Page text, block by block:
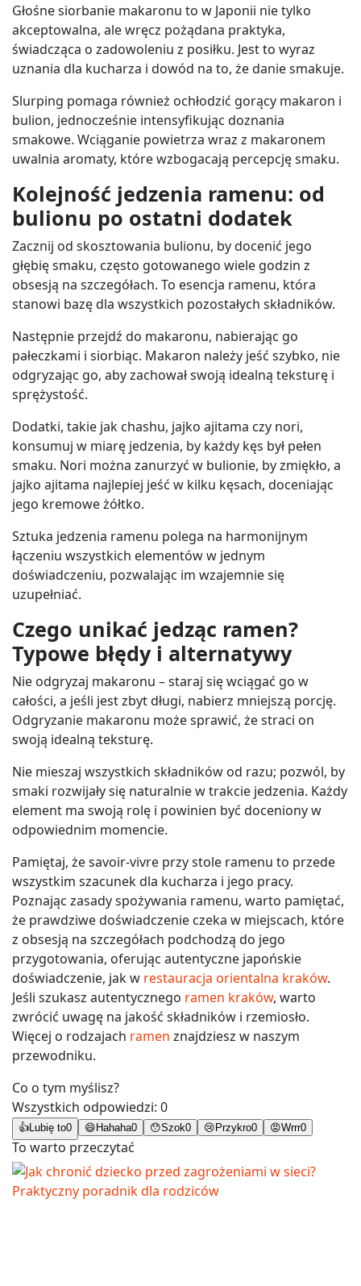
Głośne siorbanie makaronu to w Japonii nie tylko
akceptowalna, ale wręcz pożądana praktyka,
świadcząca o zadowoleniu z posiłku. Jest to wyraz
uznania dla kucharza i dowód na to, że danie smakuje.
Slurping pomaga również ochłodzić gorący makaron i
bulion, jednocześnie intensyfikując doznania
smakowe. Wciąganie powietrza wraz z makaronem
uwalnia aromaty, które wzbogacają percepcję smaku.
Kolejność jedzenia ramenu: od
bulionu po ostatni dodatek
Zacznij od skosztowania bulionu, by docenić jego
głębię smaku, często gotowanego wiele godzin z
obsesją na szczegółach. To esencja ramenu, która
stanowi bazę dla wszystkich pozostałych składników.
Następnie przejdź do makaronu, nabierając go
pałeczkami i siorbiąc. Makaron należy jeść szybko, nie
odgryzając go, aby zachował swoją idealną teksturę i
sprężystość.
Dodatki, takie jak chashu, jajko ajitama czy nori,
konsumuj w miarę jedzenia, by każdy kęs był pełen
smaku. Nori można zanurzyć w bulionie, by zmiękło, a
jajko ajitama najlepiej jeść w kilku kęsach, doceniając
jego kremowe żółtko.
Sztuka jedzenia ramenu polega na harmonijnym
łączeniu wszystkich elementów w jednym
doświadczeniu, pozwalając im wzajemnie się
uzupełniać.
Czego unikać jedząc ramen?
Typowe błędy i alternatywy
Nie odgryzaj makaronu – staraj się wciągać go w
całości, a jeśli jest zbyt długi, nabierz mniejszą porcję.
Odgryzanie makaronu może sprawić, że straci on
swoją idealną teksturę.
Nie mieszaj wszystkich składników od razu; pozwól, by
smaki rozwijały się naturalnie w trakcie jedzenia. Każdy
element ma swoją rolę i powinien być doceniony w
odpowiednim momencie.
Pamiętaj, że savoir-vivre przy stole ramenu to przede
wszystkim szacunek dla kucharza i jego pracy.
Poznając zasady spożywania ramenu, warto pamiętać,
że prawdziwe doświadczenie czeka w miejscach, które
z obsesją na szczegółach podchodzą do jego
przygotowania, oferując autentyczne japońskie
doświadczenie, jak w restauracja orientalna kraków.
Jeśli szukasz autentycznego ramen kraków, warto
zwrócić uwagę na jakość składników i rzemiosło.
Więcej o rodzajach ramen znajdziesz w naszym
przewodniku.
Co o tym myślisz?
Wszystkich odpowiedzi: 0
👍 Lubię to0 😄 Hahaha0 😯Szok0 😢 Przykro0 😡Wrrr0
To warto przeczytać